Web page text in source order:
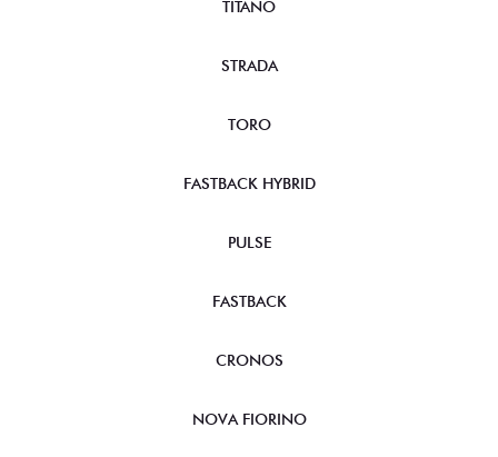
TITANO
STRADA
TORO
FASTBACK HYBRID
PULSE
FASTBACK
CRONOS
NOVA FIORINO